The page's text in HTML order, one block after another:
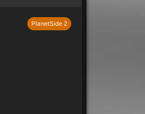
PlanetSide 2